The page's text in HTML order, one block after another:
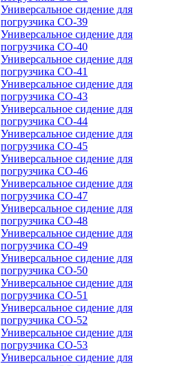
Универсальное сидение для
погрузчика CO-39
Универсальное сидение для
погрузчика CO-40
Универсальное сидение для
погрузчика CO-41
Универсальное сидение для
погрузчика CO-43
Универсальное сидение для
погрузчика CO-44
Универсальное сидение для
погрузчика CO-45
Универсальное сидение для
погрузчика CO-46
Универсальное сидение для
погрузчика CO-47
Универсальное сидение для
погрузчика CO-48
Универсальное сидение для
погрузчика CO-49
Универсальное сидение для
погрузчика CO-50
Универсальное сидение для
погрузчика CO-51
Универсальное сидение для
погрузчика CO-52
Универсальное сидение для
погрузчика CO-53
Универсальное сидение для